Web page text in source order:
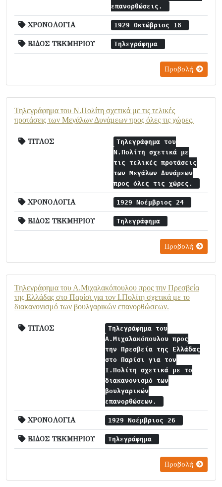
επανορθώσεις.
ΧΡΟΝΟΛΟΓΙΑ 1929 Οκτώβριος 18
ΕΙΔΟΣ ΤΕΚΜΗΡΙΟΥ Τηλεγράφημα
Προβολή
Τηλεγράφημα του Ν.Πολίτη σχετικά με τις τελικές
προτάσεις των Μεγάλων Δυνάμεων προς όλες τις χώρες.
ΤΙΤΛΟΣ
Τηλεγράφημα του
Ν.Πολίτη σχετικά με
τις τελικές προτάσεις
των Μεγάλων Δυνάμεων
προς όλες τις χώρες.
ΧΡΟΝΟΛΟΓΙΑ 1929 Νοέμβριος 24
ΕΙΔΟΣ ΤΕΚΜΗΡΙΟΥ Τηλεγράφημα
Προβολή
Τηλεγράφημα του Α.Μιχαλακόπουλου προς την Πρεσβεία
της Ελλάδας στο Παρίσι για τον Ι.Πολίτη σχετικά με το
διακανονισμό των βουλγαρικών επανορθώσεων.
ΤΙΤΛΟΣ
Τηλεγράφημα του
Α.Μιχαλακόπουλου προς
την Πρεσβεία της Ελλάδας
στο Παρίσι για τον
Ι.Πολίτη σχετικά με το
διακανονισμό των
βουλγαρικών
επανορθώσεων.
ΧΡΟΝΟΛΟΓΙΑ 1929 Νοέμβριος 26
ΕΙΔΟΣ ΤΕΚΜΗΡΙΟΥ Τηλεγράφημα
Προβολή